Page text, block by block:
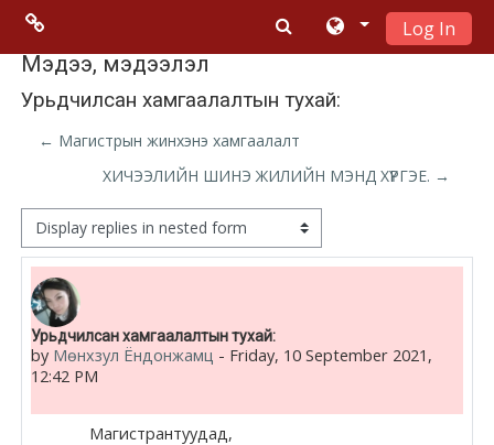
Menu 2
Moodle
community
Moodle
free support
Moodle
development
Moodle
Docs
Log In
Мэдээ, мэдээлэл
Урьдчилсан хамгаалалтын тухай:
← Магистрын жинхэнэ хамгаалалт
ХИЧЭЭЛИЙН ШИНЭ ЖИЛИЙН МЭНД ХҮРГЭЕ. →
Display mode
Урьдчилсан хамгаалалтын тухай:
by Мөнхзул Ёндонжамц - Friday, 10 September 2021,
12:42 PM
Number of replies: 0
Магистрантуудад,